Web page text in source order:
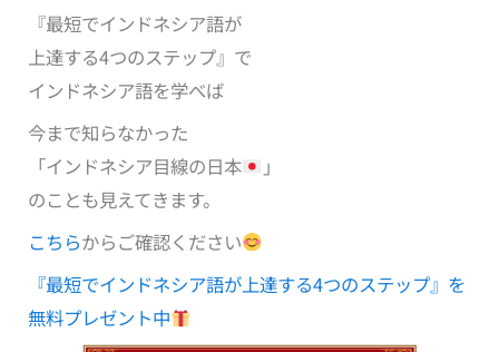
『最短でインドネシア語が
上達する4つのステップ』で
インドネシア語を学べば
今まで知らなかった
「インドネシア目線の日本
」
のことも見えてきます。
こちらからご確認ください
『最短でインドネシア語が上達する4つのステップ』を
無料プレゼント中